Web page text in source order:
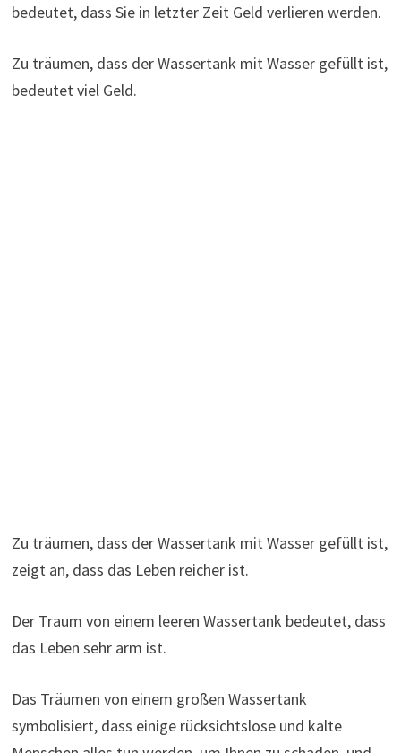
bedeutet, dass Sie in letzter Zeit Geld verlieren werden.
Zu träumen, dass der Wassertank mit Wasser gefüllt ist,
bedeutet viel Geld.
Zu träumen, dass der Wassertank mit Wasser gefüllt ist,
zeigt an, dass das Leben reicher ist.
Der Traum von einem leeren Wassertank bedeutet, dass
das Leben sehr arm ist.
Das Träumen von einem großen Wassertank
symbolisiert, dass einige rücksichtslose und kalte